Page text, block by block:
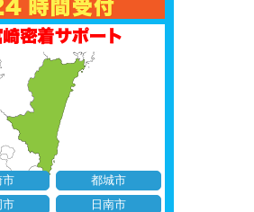
市
都城市
市
日南市